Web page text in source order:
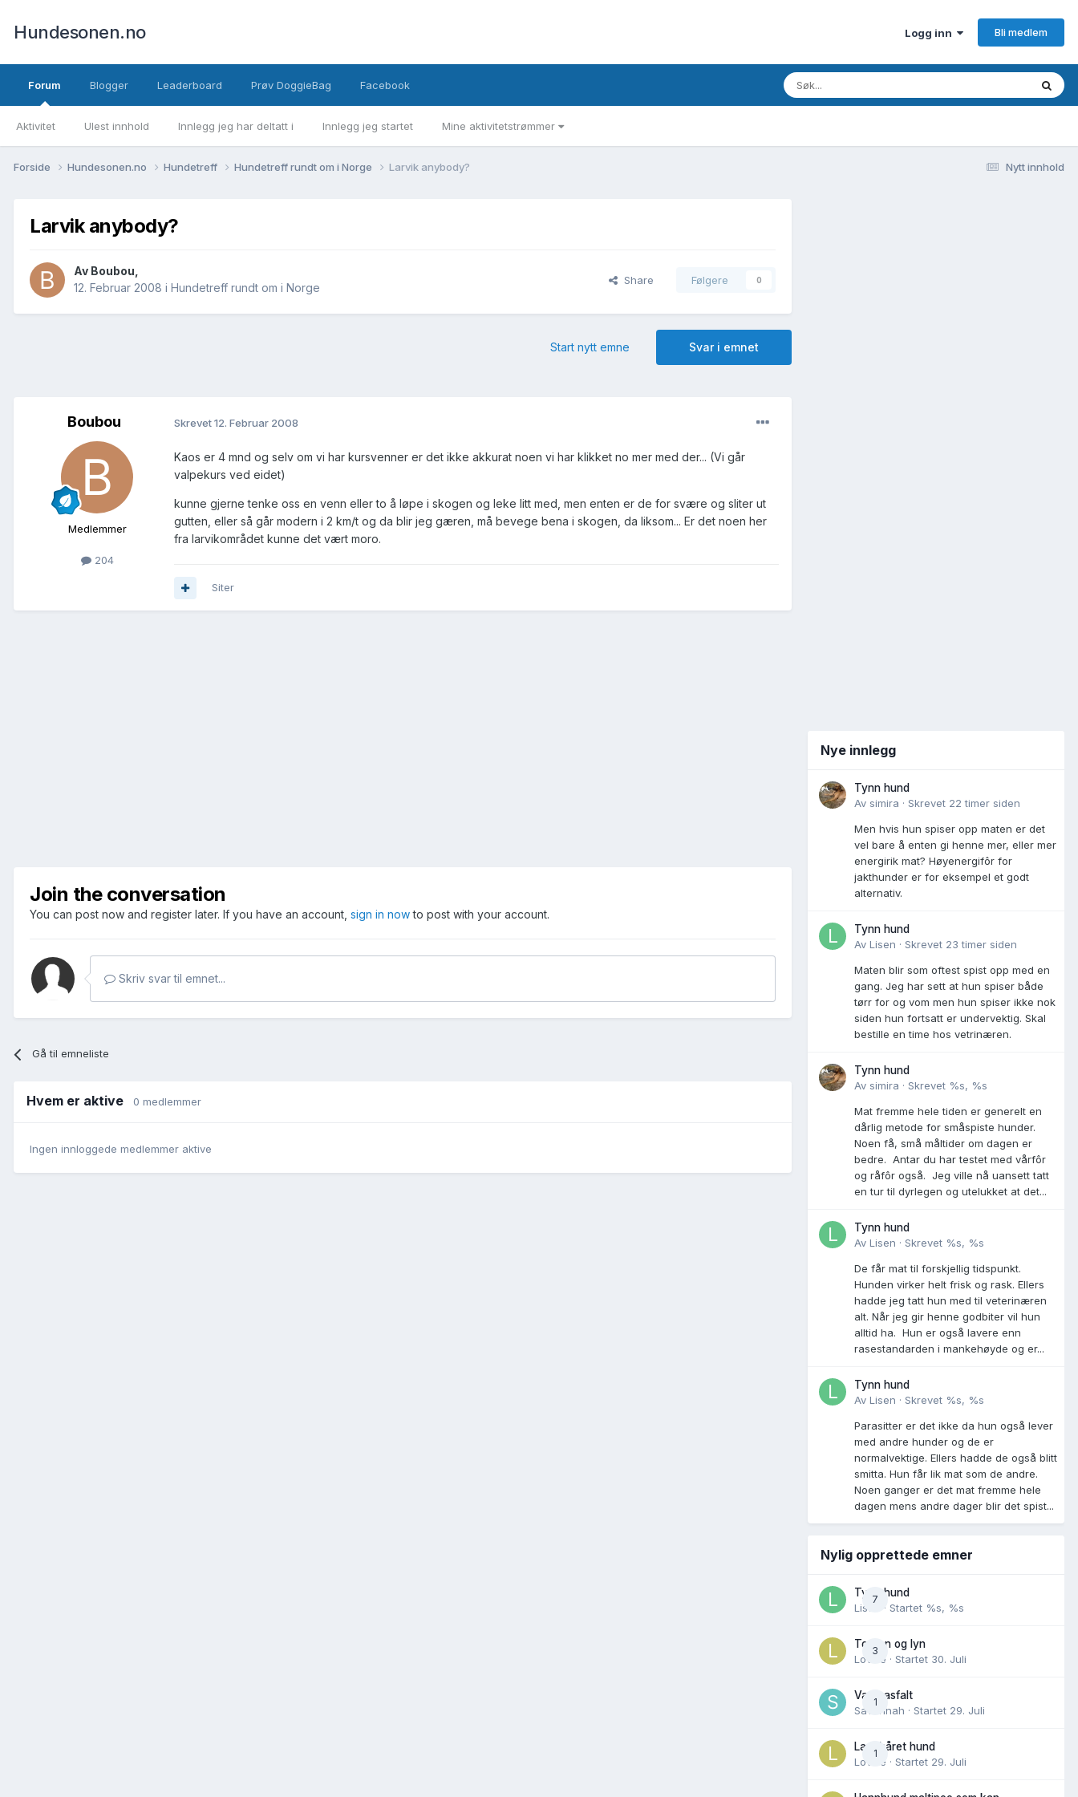
Hundesonen.no Logg inn Bli medlem
Forum
Aktivitet Ulest innhold Innlegg jeg har deltatt i Innlegg jeg startet Mine aktivitetstrømmer
Blogger Leaderboard Prøv DoggieBag Facebook
Nytt innhold
Forside Hundesonen.no Hundetreff Hundetreff rundt om i Norge Larvik anybody?
Larvik anybody?
Av Boubou
12. Februar 2008 i Hundetreff rundt om i Norge
Share Følgere 0
Svar i emnet
Start nytt emne
Boubou
Medlemmer
204
Skrevet12. Februar 2008
Kaos er 4 mnd og selv om vi har kursvenner er det ikke akkurat noen vi har klikket no mer med der... (Vi går
valpekurs ved eidet)
kunne gjerne tenke oss en venn eller to å løpe i skogen og leke litt med, men enten er de for svære og sliter ut
gutten, eller så går modern i 2 km/t og da blir jeg gæren, må bevege bena i skogen, da liksom... Er det noen her
fra larvikområdet kunne det vært moro.
Siter
Join the conversation
You can post now and register later. If you have an account, sign in nowto post with your account.
Skriv svar til emnet...
Gå til emneliste
Hvem er aktive 0 medlemmer
Ingen innloggede medlemmer aktive
Nye innlegg
Tynn hund
Av simira · Skrevet 22 timer siden
Men hvis hun spiser opp maten er det
vel bare å enten gi henne mer, eller mer
energirik mat? Høyenergifôr for
jakthunder er for eksempel et godt
alternativ.
Tynn hund
Av Lisen · Skrevet 23 timer siden
Maten blir som oftest spist opp med en
gang. Jeg har sett at hun spiser både
tørr for og vom men hun spiser ikke nok
siden hun fortsatt er undervektig. Skal
bestille en time hos vetrinæren.
Tynn hund
Av simira · Skrevet %s, %s
Mat fremme hele tiden er generelt en
dårlig metode for småspiste hunder.
Noen få, små måltider om dagen er
bedre. Antar du har testet med vårfôr
og råfôr også. Jeg ville nå uansett tatt
en tur til dyrlegen og utelukket at det...
Tynn hund
Av Lisen · Skrevet %s, %s
De får mat til forskjellig tidspunkt.
Hunden virker helt frisk og rask. Ellers
hadde jeg tatt hun med til veterinæren
alt. Når jeg gir henne godbiter vil hun
alltid ha. Hun er også lavere enn
rasestandarden i mankehøyde og er...
Tynn hund
Av Lisen · Skrevet %s, %s
Parasitter er det ikke da hun også lever
med andre hunder og de er
normalvektige. Ellers hadde de også blitt
smitta. Hun får lik mat som de andre.
Noen ganger er det mat fremme hele
dagen mens andre dager blir det spist...
Nylig opprettede emner
7
Tynn hund
Lisen
· Startet %s, %s
3
Torden og lyn
Lovise · Startet 30. Juli
1
Varm asfalt
Savannah · Startet 29. Juli
1
Langhåret hund
Lovise · Startet 29. Juli